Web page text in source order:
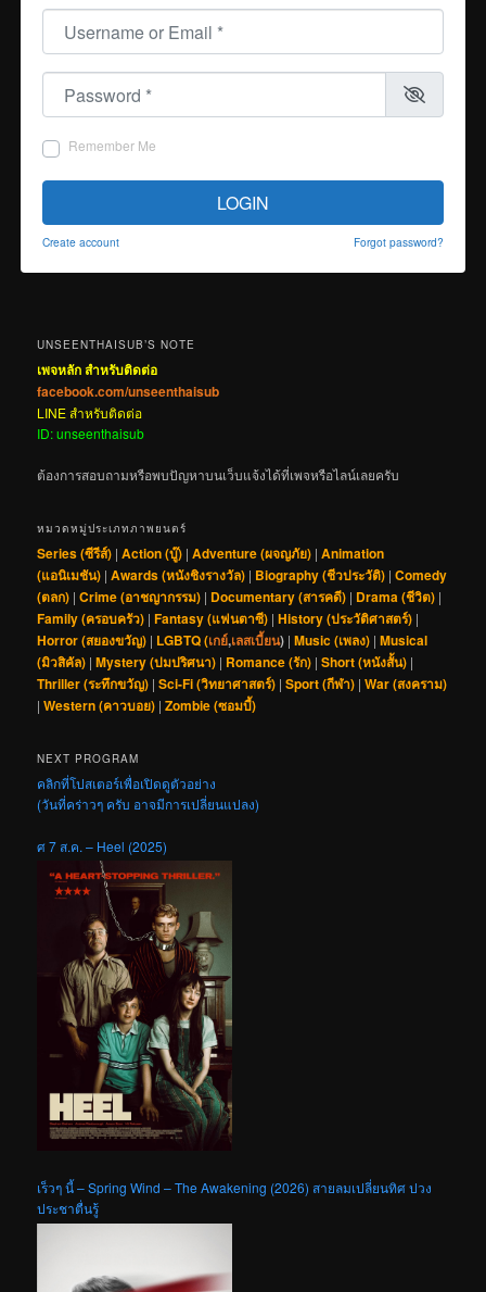
Username or Email
Password
Remember Me
LOGIN
Create account Forgot password?
UNSEENTHAISUB’S NOTE
เพจหลัก สำหรับติดต่อ
facebook.com/unseenthaisub
LINE สำหรับติดต่อ
ID: unseenthaisub
ต้องการสอบถามหรือพบปัญหาบนเว็บแจ้งได้ที่เพจหรือไลน์เลยครับ
หมวดหมู่ประเภทภาพยนตร์
Series (ซีรีส์) |Action (บู๊) |Adventure (ผจญภัย) |Animation
(แอนิเมชัน) |Awards (หนังชิงรางวัล) | Biography (ชีวประวัติ) |Comedy
(ตลก) |Crime (อาชญากรรม) | Documentary (สารคดี) | Drama (ชีวิต) |
Family (ครอบครัว) |Fantasy (แฟนตาซี) |History (ประวัติศาสตร์) |
Horror (สยองขวัญ) | LGBTQ (เกย์,เลสเบี้ยน) |Music (เพลง) |Musical
(มิวสิคัล) |Mystery (ปมปริศนา) | Romance (รัก) |Short (หนังสั้น) |
Thriller (ระทึกขวัญ) |Sci-Fi (วิทยาศาสตร์) |Sport (กีฬา) |War (สงคราม)
|Western (คาวบอย) |Zombie (ซอมบี้)
NEXT PROGRAM
คลิกที่โปสเตอร์เพื่อเปิดดูตัวอย่าง
(วันที่คร่าวๆ ครับ อาจมีการเปลี่ยนแปลง)
ศ 7 ส.ค. – Heel (2025)
เร็วๆ นี้ – Spring Wind – The Awakening (2026) สายลมเปลี่ยนทิศ ปวง
ประชาตื่นรู้